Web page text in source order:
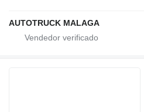
AUTOTRUCK MALAGA